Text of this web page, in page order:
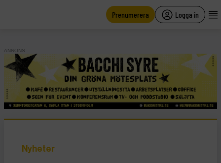
Prenumerera Logga in
ANNONS
Nyheter